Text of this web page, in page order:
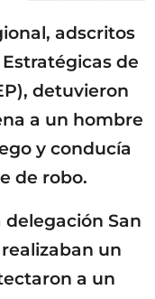
adscritos
de
detuvieron
a un hombre
y conducía
de robo.
San
un
a un